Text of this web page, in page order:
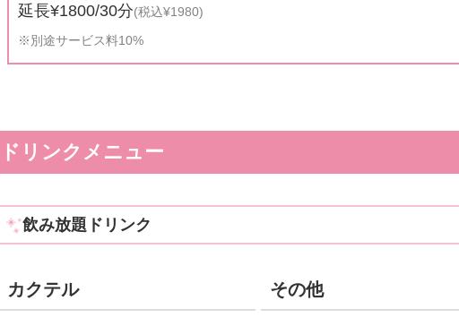
延長¥1800/30分(税込¥1980)
※別途サービス料10%
ドリンクメニュー
飲み放題ドリンク
カクテル その他